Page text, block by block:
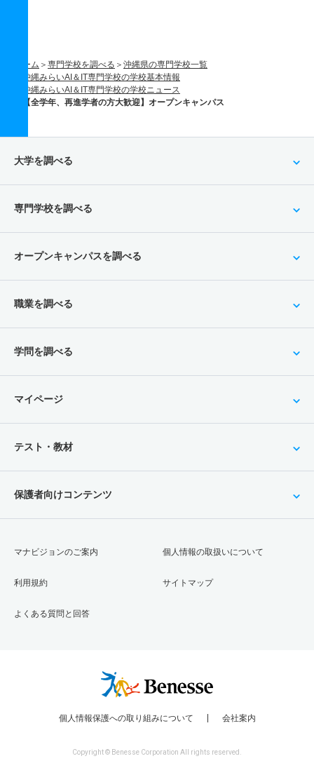
ホーム 専門学校を調べる
沖縄県の専門学校一覧
沖縄みらいAI＆IT専門学校の学校基本情報
沖縄みらいAI＆IT専門学校の学校ニュース
【全学年、再進学者の方大歓迎】オープンキャンパス
大学を調べる
専門学校を調べる
オープンキャンパスを調べる
職業を調べる
学問を調べる
マイページ
テスト・教材
保護者向けコンテンツ
マナビジョンのご案内
利用規約
よくある質問と回答
個人情報の取扱いについて
サイトマップ
個人情報保護への取り組みについて 会社案内
Copyright © Benesse Corporation All rights reserved.